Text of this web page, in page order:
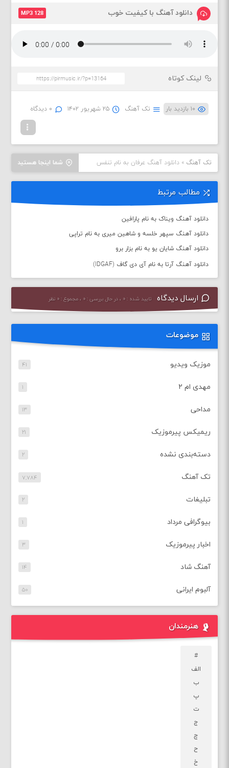
دانلود آهنگ با کیفیت خوب MP3 128
لینک کوتاه
۱۰ بازدید بار تک آهنگ ۲۵ شهریور ۱۴۰۲ ۰ دیدگاه
شما اینجا هستید تک آهنگ »دانلود آهنگ عرفان به نام تنفس
مطالب مرتبط
دانلود آهنگ ویناک به نام پارافین
دانلود آهنگ سپهر خلسه و شاهین میری به نام تراپی
دانلود آهنگ شایان یو به نام بزار برو
دانلود آهنگ آرتا به نام آی دی گاف (IDGAF)
ارسال دیدگاه تایید شده : ۰ ، در حال بررسی : ۰ ، مجموع : ۰ نظر
موضوعات
موزیک ویدیو ۴۱
مهدی ام ۲ ۱
مداحی ۱۳
ریمیکس پیرموزیک ۲۱
دسته‌بندی نشده ۲
تک آهنگ ۷,۷۸۴
تبلیغات ۲
بیوگرافی مرداد ۱
اخبار پیرموزیک ۳
آهنگ شاد ۱۴
آلبوم ایرانی ۵۰
هنرمندان
#
الف
ب
پ
ت
ج
چ
ح
خ